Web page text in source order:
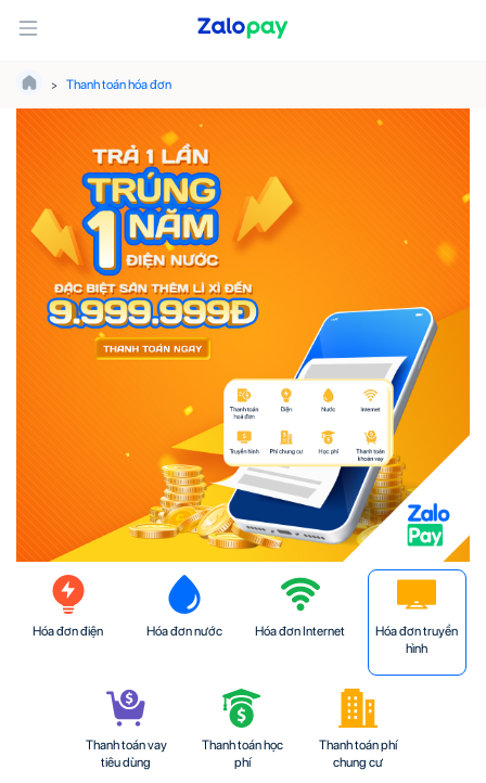
Thanh toán hóa đơn
Hóa đơn điện Hóa đơn nước Hóa đơn Internet
Hóa đơn truyền
hình
Thanh toán vay
tiêu dùng
Thanh toán học
phí
Thanh toán phí
chung cư